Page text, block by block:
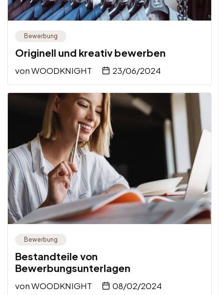
Bewerbung
Originell und kreativ bewerben
vonWOODKNIGHT 23/06/2024
Bewerbung
Bestandteile von
Bewerbungsunterlagen
vonWOODKNIGHT 08/02/2024